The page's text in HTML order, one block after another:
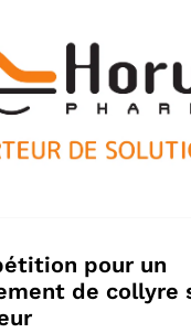
pour un
de collyre